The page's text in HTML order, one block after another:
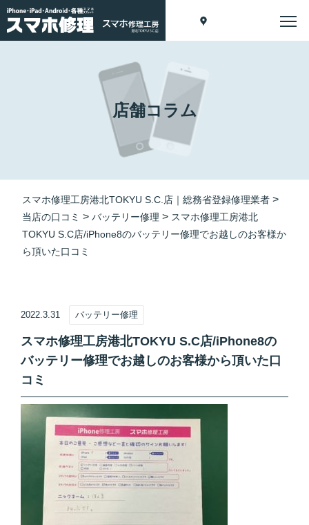
店舗コラム
スマホ修理工房港北TOKYU S.C.店｜総務省登録修理業者 >
当店の口コミ > バッテリー修理 > スマホ修理工房港北
TOKYU S.C店/iPhone8のバッテリー修理でお越しのお客様か
ら頂いた口コミ
2022.3.31 バッテリー修理
スマホ修理工房港北TOKYU S.C店/iPhone8の
バッテリー修理でお越しのお客様から頂いた口
コミ